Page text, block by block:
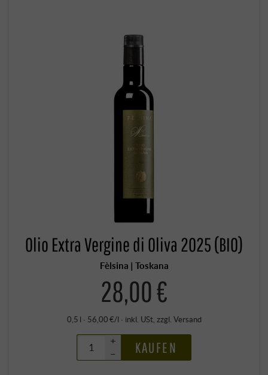
Olio Extra Vergine di Oliva 2025 (BIO)
Fèlsina | Toskana
28,00 €
0,5 l · 56,00 €/l · inkl. USt, zzgl. Versand
+
–
KAUFEN